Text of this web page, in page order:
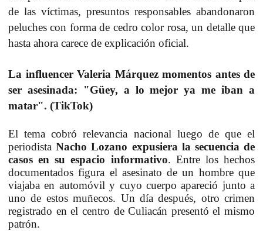
de las víctimas, presuntos responsables abandonaron
peluches con forma de cedro color rosa,un detalle que
hasta ahora carece de explicación oficial.
La influencer Valeria Márquez momentos antes de
ser asesinada: "Güey, a lo mejor ya me iban a
matar". (TikTok)
El tema cobró relevancia nacional luego de que el
periodistaNacho Lozano expusiera la secuencia de
casos en su espacio informativo. Entre los hechos
documentados figura el asesinato de un hombre que
viajaba en automóvil y cuyo cuerpo apareció junto a
uno de estos muñecos. Un día después, otro crimen
registrado en el centro de Culiacán presentó el mismo
patrón.